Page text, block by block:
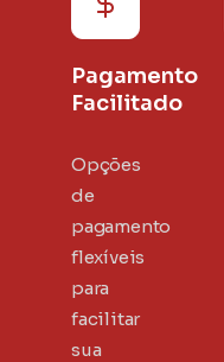
Pagamento
Facilitado
Opções
de
pagamento
flexíveis
para
facilitar
sua